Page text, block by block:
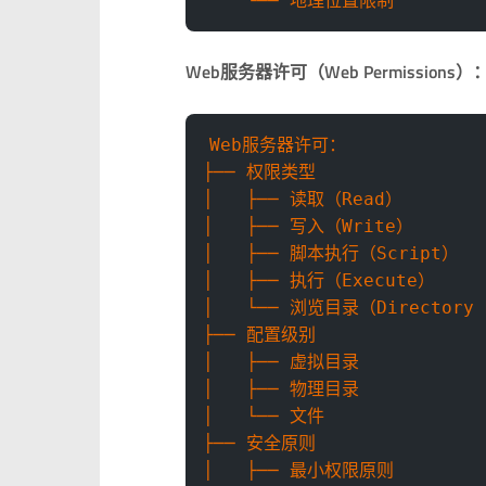
Web服务器许可（Web Permissions）：
Web服务器许可：
├── 权限类型
│   ├── 读取（Read）
│   ├── 写入（Write）
│   ├── 脚本执行（Script）
│   ├── 执行（Execute）
│   └── 浏览目录（Directory
├── 配置级别
│   ├── 虚拟目录
│   ├── 物理目录
│   └── 文件
├── 安全原则
│   ├── 最小权限原则